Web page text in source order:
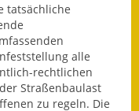
Sprache
tatsächliche
alle
rechtlichen
Straßenbaulast
zu regeln. Die